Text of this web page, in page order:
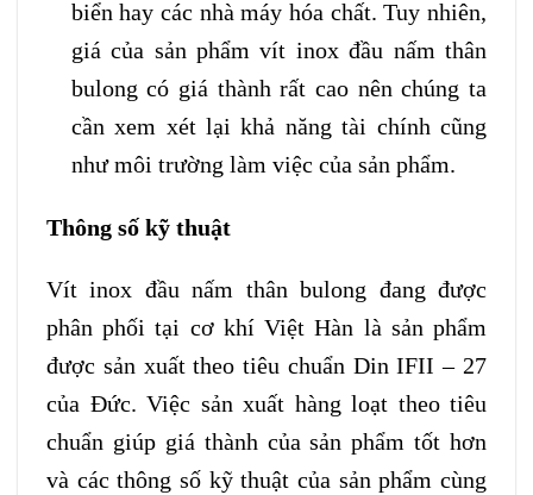
biển hay các nhà máy hóa chất. Tuy nhiên,
giá của sản phẩm vít inox đầu nấm thân
bulong có giá thành rất cao nên chúng ta
cần xem xét lại khả năng tài chính cũng
như môi trường làm việc của sản phẩm.
Thông số kỹ thuật
Vít inox đầu nấm thân bulong đang được
phân phối tại cơ khí Việt Hàn là sản phẩm
được sản xuất theo tiêu chuẩn Din IFII – 27
của Đức. Việc sản xuất hàng loạt theo tiêu
chuẩn giúp giá thành của sản phẩm tốt hơn
và các thông số kỹ thuật của sản phẩm cùng